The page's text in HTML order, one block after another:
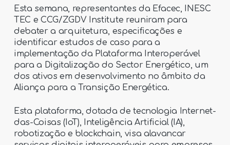
Esta semana, representantes da Efacec, INESC
TEC e CCG/ZGDV Institute reuniram para
debater a arquitetura, especificações e
identificar estudos de caso para a
implementação da Plataforma Interoperável
para a Digitalização do Sector Energético, um
dos ativos em desenvolvimento no âmbito da
Aliança para a Transição Energética.
Esta plataforma, dotada de tecnologia Internet-
das-Coisas (IoT), Inteligência Artificial (IA),
robotização e blockchain, visa alavancar